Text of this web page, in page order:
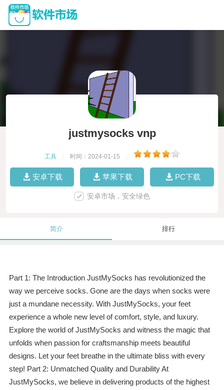
justmysocks vnp
工具 时间：2024-01-15
安卓下载 苹果下载 PC下载
安卓市场，安全绿色
简介 排行
Part 1: The Introduction JustMySocks has revolutionized the
way we perceive socks. Gone are the days when socks were
just a mundane necessity. With JustMySocks, your feet
experience a whole new level of comfort, style, and luxury.
Explore the world of JustMySocks and witness the magic that
unfolds when passion for craftsmanship meets beautiful
designs. Let your feet breathe in the ultimate bliss with every
step! Part 2: Unmatched Quality and Durability At
JustMySocks, we believe in delivering products of the highest